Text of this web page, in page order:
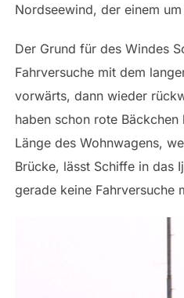
Nordseewind, der einem
Der Grund für des Windes
Fahrversuche mit dem
vorwärts, dann wieder
haben schon rote
Länge des Wohnwagens,
Brücke, lässt Schiffe in das
gerade keine Fahrversuche